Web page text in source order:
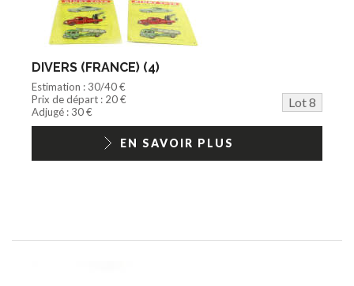
DIVERS (FRANCE) (4)
Estimation : 30/40 €
Prix de départ : 20 €
Lot 8
Adjugé : 30 €
EN SAVOIR PLUS